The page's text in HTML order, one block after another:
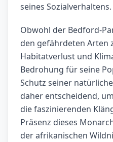
seines Sozialverhaltens.
Obwohl der Bedford-
den gefährdeten Arten
Habitatverlust und
Bedrohung für seine
Schutz seiner
daher entscheidend,
die faszinierenden
Präsenz dieses
der afrikanischen